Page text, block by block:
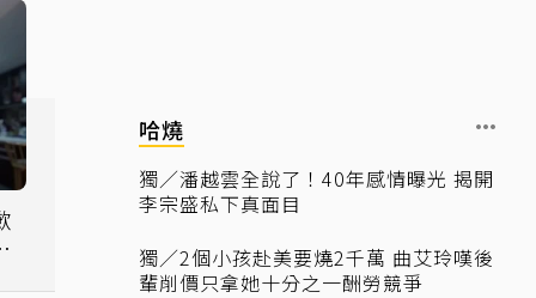
哈燒
獨／潘越雲全說了！40年感情曝光 揭開
李宗盛私下真面目
獨／2個小孩赴美要燒2千萬 曲艾玲嘆後
輩削價只拿她十分之一酬勞競爭